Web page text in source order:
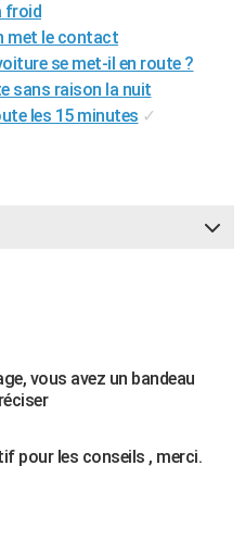
froid
met le contact
se met-il en route ?
sans raison la nuit
les 15 minutes ✓
vous avez un bandeau
pour les conseils , merci.